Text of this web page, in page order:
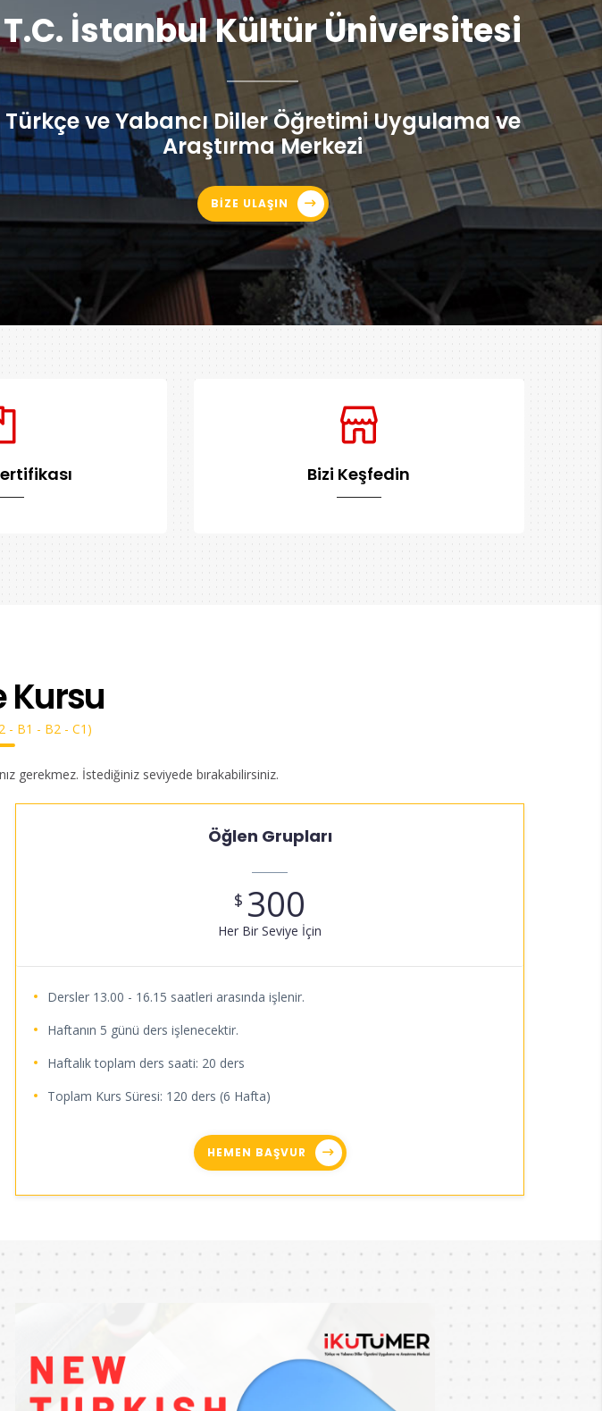
T.C. İstanbul Kültür Üniversitesi
Türkçe ve Yabancı Diller Öğretimi Uygulama ve
Araştırma Merkezi
BİZE ULAŞIN
Bizi Keşfedin
Kursu
- B1 - B2 - C1)
gerekmez. İstediğiniz seviyede bırakabilirsiniz.
Öğlen Grupları
$ 300
Her Bir Seviye İçin
Dersler 13.00 - 16.15 saatleri arasında işlenir.
Haftanın 5 günü ders işlenecektir.
Haftalık toplam ders saati: 20 ders
Toplam Kurs Süresi: 120 ders (6 Hafta)
HEMEN BAŞVUR